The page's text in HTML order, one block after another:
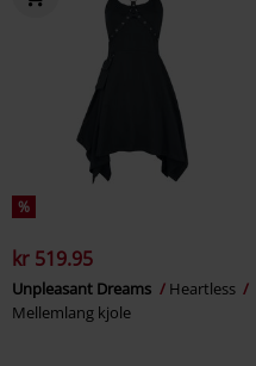
%
kr 519.95
Unpleasant Dreams
Heartless
Mellemlang kjole